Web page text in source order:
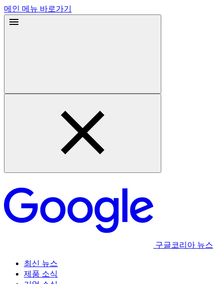
메인 메뉴 바로가기
구글코리아 뉴스
최신 뉴스
제품 소식